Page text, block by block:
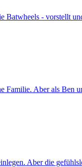
Batwheels - vorstellt
Familie. Aber als
Aber die